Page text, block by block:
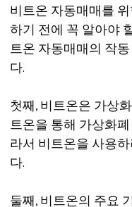
비트온 자동매매를
하기 전에 꼭 알아야
트온 자동매매의 작
다.
첫째, 비트온은 가상
트온을 통해 가상화
라서 비트온을 사용
다.
둘째, 비트온의 주요